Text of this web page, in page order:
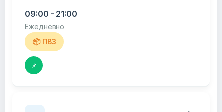
09:00 - 21:00
Ежедневно
📦 ПВЗ
📌